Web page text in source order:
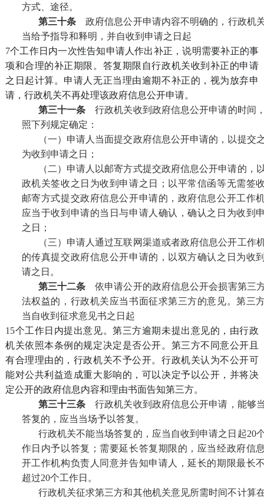
方式、途径。
第三十条 政府信息公开申请内容不明确的，行政机
当给予指导和释明，并自收到申请之日起
7个工作日内一次性告知申请人作出补正，说明需要补正的事
项和合理的补正期限。答复期限自行政机关收到补正的申请
之日起计算。申请人无正当理由逾期不补正的，视为放弃申
请，行政机关不再处理该政府信息公开申请。
第三十一条 行政机关收到政府信息公开申请的时间
照下列规定确定：
（一）申请人当面提交政府信息公开申请的，以提交
为收到申请之日；
（二）申请人以邮寄方式提交政府信息公开申请的，
政机关签收之日为收到申请之日；以平常信函等无需签
邮寄方式提交政府信息公开申请的，政府信息公开工作
应当于收到申请的当日与申请人确认，确认之日为收到
之日；
（三）申请人通过互联网渠道或者政府信息公开工作
的传真提交政府信息公开申请的，以双方确认之日为收
请之日。
第三十二条 依申请公开的政府信息公开会损害第三
法权益的，行政机关应当书面征求第三方的意见。第三
当自收到征求意见书之日起
15个工作日内提出意见。第三方逾期未提出意见的，由行政
机关依照本条例的规定决定是否公开。第三方不同意公开且
有合理理由的，行政机关不予公开。行政机关认为不公开可
能对公共利益造成重大影响的，可以决定予以公开，并将决
定公开的政府信息内容和理由书面告知第三方。
第三十三条 行政机关收到政府信息公开申请，能够
答复的，应当当场予以答复。
行政机关不能当场答复的，应当自收到申请之日起20
作日内予以答复；需要延长答复期限的，应当经政府信
开工作机构负责人同意并告知申请人，延长的期限最长
超过20个工作日。
行政机关征求第三方和其他机关意见所需时间不计算